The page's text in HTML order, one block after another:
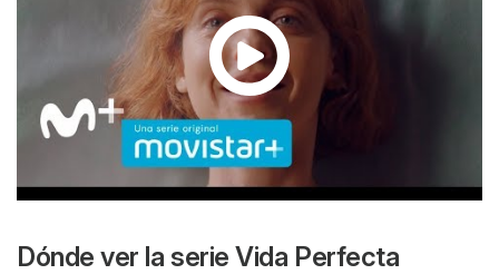
Dónde ver la serieVida Perfecta